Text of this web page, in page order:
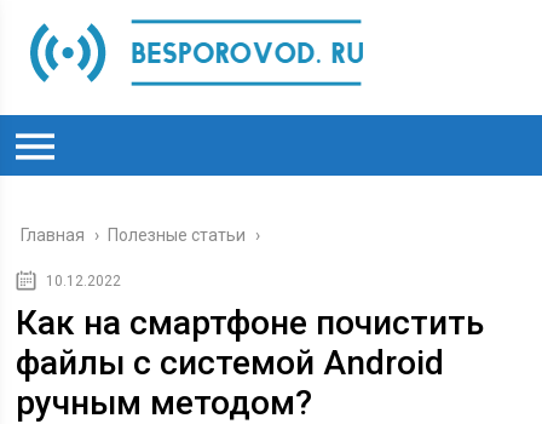
Главная › Полезные статьи ›
10.12.2022
Как на смартфоне почистить
файлы с системой Android
ручным методом?